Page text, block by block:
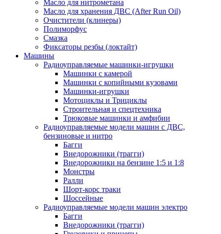
Масло для нитрометана
Масло для хранения ДВС (After Run Oil)
Очистители (клинеры)
Полиморфус
Смазка
Фиксаторы резбы (локтайт)
Машины
Радиоуправляемые машинки-игрушки
Машинки с камерой
Машинки с копийными кузовами
Машинки-игрушки
Мотоциклы и Трициклы
Строительная и спецтехника
Трюковые машинки и амфибии
Радиоуправляемые модели машин с ДВС,
бензиновые и нитро
Багги
Внедорожники (трагги)
Внедорожники на бензине 1:5 и 1:8
Монстры
Ралли
Шорт-корс траки
Шоссейные
Радиоуправляемые модели машин электро
Багги
Внедорожники (трагги)